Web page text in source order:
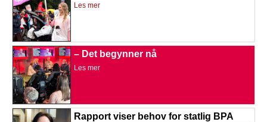
Les mer
– Det begynner nå
Les mer
Rapport viser behov for statlig BPA